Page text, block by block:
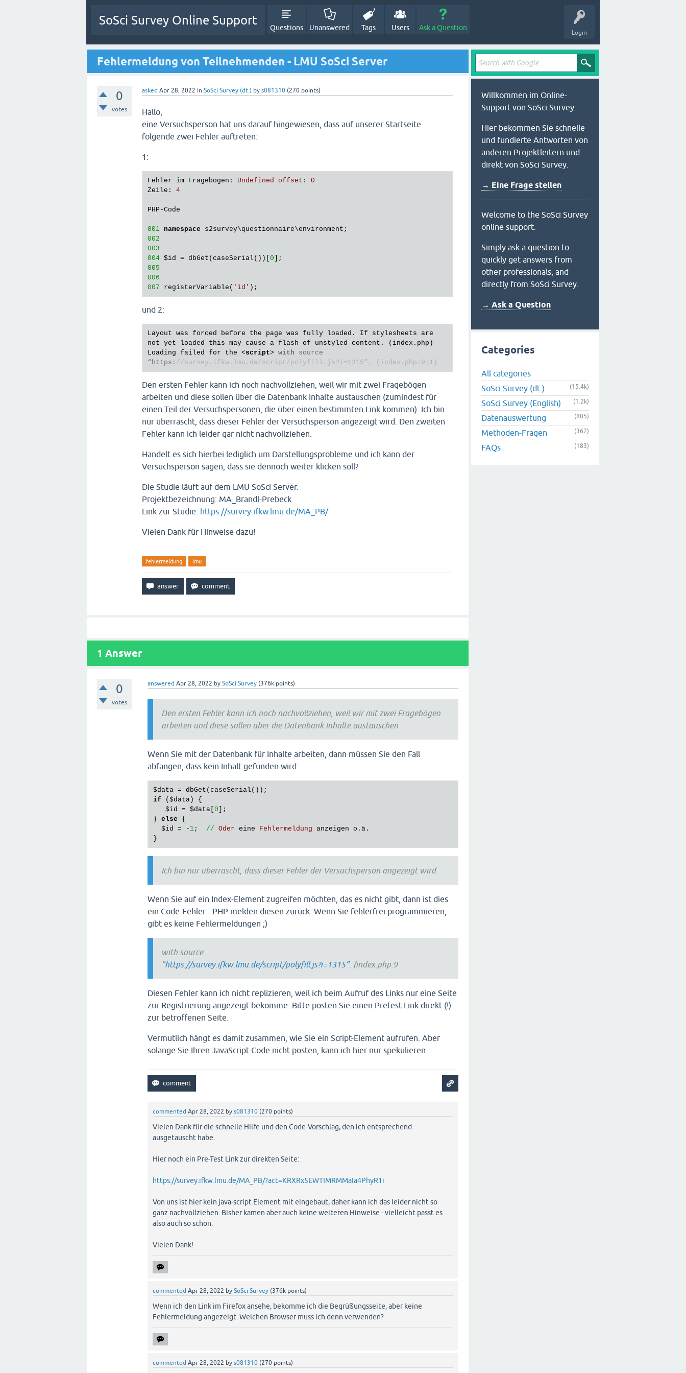
Login
SoSci Survey Online Support
Questions Unanswered Tags Users Ask a Question
Fehlermeldung von Teilnehmenden - LMU SoSci Server
0
votes
asked Apr 28, 2022 in SoSci Survey (dt.) by s081310 (270 points)
Hallo,
eine Versuchsperson hat uns darauf hingewiesen, dass auf unserer Startseite
folgende zwei Fehler auftreten:
1:
Fehler im Fragebogen : Undefined offset: 0
Zeile : 4
PHP-Code
001 namespace
002
003
004 $id = dbGet(caseSerial())[ 0
005
006
007 registerVariable( 'id'
und 2:
Layout was forced before the page was fully loaded. If stylesheets are
not yet loaded this may cause a flash of unstyled content. (index.php)
Loading failed for the <script> with source
“https: //survey.ifkw.lmu.de/script/polyfill.js?i=1315”. (index.php:9:1)
Den ersten Fehler kann ich noch nachvollziehen, weil wir mit zwei Fragebögen
arbeiten und diese sollen über die Datenbank Inhalte austauschen (zumindest für
einen Teil der Versuchspersonen, die über einen bestimmten Link kommen). Ich bin
nur überrascht, dass dieser Fehler der Versuchsperson angezeigt wird. Den zweiten
Fehler kann ich leider gar nicht nachvollziehen.
Handelt es sich hierbei lediglich um Darstellungsprobleme und ich kann der
Versuchsperson sagen, dass sie dennoch weiter klicken soll?
Die Studie läuft auf dem LMU SoSci Server.
Projektbezeichnung: MA_Brandl-Prebeck
Link zur Studie: https://survey.ifkw.lmu.de/MA_PB/
Vielen Dank für Hinweise dazu!
fehlermeldung lmu
1 Answer
0
votes
answered Apr 28, 2022 bySoSci Survey (376k points)
Den ersten Fehler kann ich noch nachvollziehen, weil wir mit zwei Fragebögen
arbeiten und diese sollen über die Datenbank Inhalte austauschen
Wenn Sie mit der Datenbank für Inhalte arbeiten, dann müssen Sie den Fall
abfangen, dass kein Inhalt gefunden wird:
$data = dbGet (caseSerial
if ($data ) {
$id = $data [0 ];
} else {
$id = - 1; // Oder eine Fehlermeldung anzeigen o .ä.
Ich bin nur überrascht, dass dieser Fehler der Versuchsperson angezeigt wird.
Wenn Sie auf ein Index-Element zugreifen möchten, das es nicht gibt, dann ist dies
ein Code-Fehler - PHP melden diesen zurück. Wenn Sie fehlerfrei programmieren,
gibt es keine Fehlermeldungen ;)
with source
“https://survey.ifkw.lmu.de/script/polyfill.js?i=1315”. (index.php:9
Diesen Fehler kann ich nicht replizieren, weil ich beim Aufruf des Links nur eine Seite
zur Registrierung angezeigt bekomme. Bitte posten Sie einen Pretest-Link direkt (!)
zur betroffenen Seite.
Vermutlich hängt es damit zusammen, wie Sie ein Script-Element aufrufen. Aber
solange Sie Ihren JavaScript-Code nicht posten, kann ich hier nur spekulieren.
commented Apr 28, 2022 bys081310 (270 points)
Vielen Dank für die schnelle Hilfe und den Code-Vorschlag, den ich entsprechend
ausgetauscht habe.
Hier noch ein Pre-Test Link zur direkten Seite:
https://survey.ifkw.lmu.de/MA_PB/?act=KRXRx5EWTIMRMMaIa4PhyR1i
Von uns ist hier kein java-script Element mit eingebaut, daher kann ich das leider nicht so
ganz nachvollziehen. Bisher kamen aber auch keine weiteren Hinweise - vielleicht passt es
also auch so schon.
Vielen Dank!
commented Apr 28, 2022 bySoSci Survey (376k points)
Wenn ich den Link im Firefox ansehe, bekomme ich die Begrüßungsseite, aber keine
Fehlermeldung angezeigt. Welchen Browser muss ich denn verwenden?
commented Apr 28, 2022 bys081310 (270 points)
Willkommen im Online-
Support von SoSci Survey.
Hier bekommen Sie schnelle
und fundierte Antworten von
anderen Projektleitern und
direkt von SoSci Survey.
→ Eine Frage stellen
Welcome to the SoSci Survey
online support.
Simply ask a question to
quickly get answers from
other professionals, and
directly from SoSci Survey.
→ Ask a Question
Categories
All categories
SoSci Survey (dt.)
(15.4k)
SoSci Survey (English) (1.2k)
Datenauswertung (885)
Methoden-Fragen (367)
FAQs (183)